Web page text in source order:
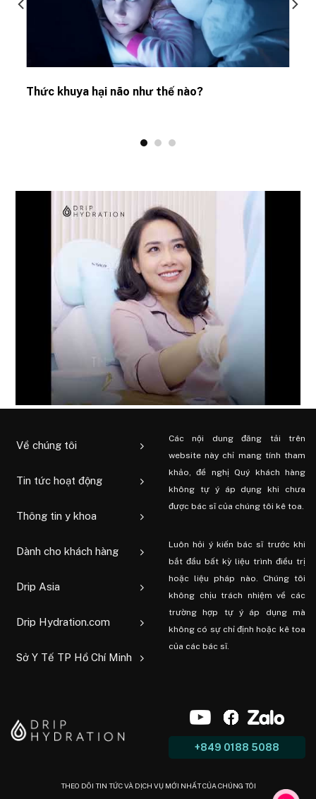
Thức khuya hại não như thế nào?
Về chúng tôi
Tin tức hoạt động
Thông tin y khoa
Dành cho khách hàng
Drip Asia
Drip Hydration.com
Sở Y Tế TP Hồ Chí Minh
Các nội dung đăng tải trên
website này chỉ mang tính tham
khảo, đề nghị Quý khách hàng
không tự ý áp dụng khi chưa
được bác sĩ của chúng tôi kê toa.
Luôn hỏi ý kiến ​​bác sĩ trước khi
bắt đầu bất kỳ liệu trình điều trị
hoặc liệu pháp nào. Chúng tôi
không chịu trách nhiệm về các
trường hợp tự ý áp dụng mà
không có sự chỉ định hoặc kê toa
của các bác sĩ.
+849 0188 5088
THEO DÕI TIN TỨC VÀ DỊCH VỤ MỚI NHẤT CỦA CHÚNG TÔI